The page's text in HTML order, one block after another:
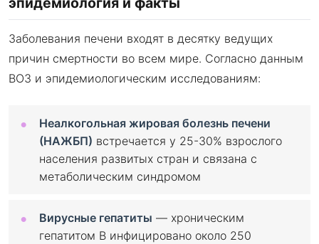
Заболевания печени входят в десятку ведущих
причин смертности во всем мире. Согласно данным
ВОЗ и эпидемиологическим исследованиям:
Неалкогольная жировая болезнь печени
(НАЖБП) встречается у 25-30% взрослого
населения развитых стран и связана с
метаболическим синдромом
Вирусные гепатиты — хроническим
гепатитом B инфицировано около 250